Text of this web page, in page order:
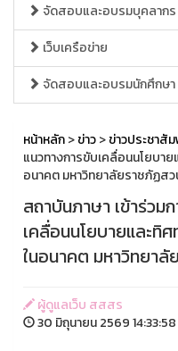
จัดสอบและอบรมบุคลากร
เว็บเครือข่าย
จัดสอบและอบรมนักศึกษ
หน้าหลัก>ข่าว>ข่าวประชาสั
แนวทางการขับเคลื่อนนโยบา
อนาคต มหาวิทยาลัยราชภัฏส
สถาบันภาษา เข้าร่วม
เคลื่อนนโยบายและทิ
ในอนาคต มหาวิทยา
ผู้ดูแลเว็บ สสสร
30 มิถุนายน 2569 14:33:58